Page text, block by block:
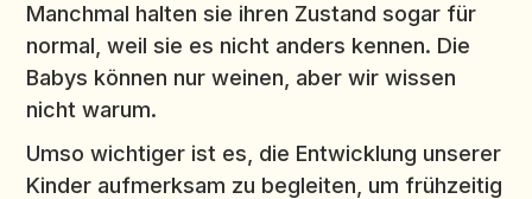
Manchmal halten sie ihren Zustand sogar für
normal, weil sie es nicht anders kennen. Die
Babys können nur weinen, aber wir wissen
nicht warum.
Umso wichtiger ist es, die Entwicklung unserer
Kinder aufmerksam zu begleiten, um frühzeitig